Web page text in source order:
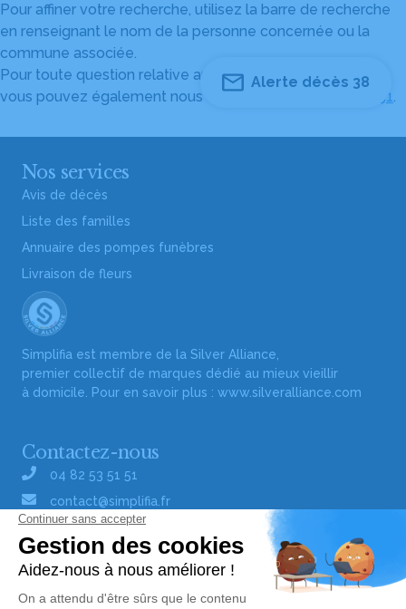
Pour affiner votre recherche, utilisez la barre de recherche
en renseignant le nom de la personne concernée ou la
commune associée.
Pour toute question relative au fonctionnement du site,
vous pouvez également nous contacter au
04 82 53 51 51.
Alerte décès 38
Nos services
Avis de décès
Liste des familles
Annuaire des pompes funèbres
Livraison de fleurs
Simplifia est membre de la Silver Alliance,
premier collectif de marques dédié au mieux vieillir
à domicile. Pour en savoir plus : www.silveralliance.com
Contactez-nous
04 82 53 51 51
contact@simplifia.fr
Réseaux sociaux